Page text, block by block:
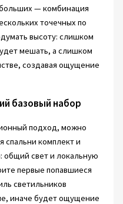
— комбинация
точечных по
высоту: слишком
мешать, а слишком
создавая ощущение
базовый набор
подход, можно
спальни комплект и
общий свет и локальную
первые попавшиеся
светильников
иначе будет ощущение